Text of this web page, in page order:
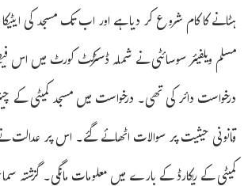
ہٹانے کا کام شروع کر دیا ہے اور اب تک مسجد کی
مسلم ویلفیئر سوسائٹی نے شملہ ڈسٹرکٹ کورٹ میں
درخواست دائر کی تھی۔ درخواست میں مسجد کمیٹی کے
قانونی حیثیت پر سوالات اٹھائے گئے۔ اس پر
کمیٹی کے ریکارڈ کے بارے میں معلومات مانگی۔